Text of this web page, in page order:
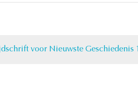
voor Nieuwste Geschiedenis